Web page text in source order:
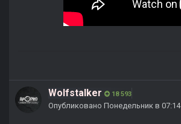
Wolfstalker 18 593
Опубликовано Понедельник в 07:14